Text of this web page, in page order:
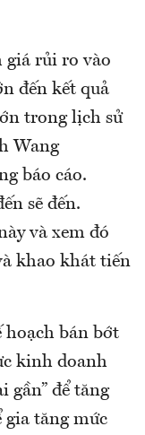
giá rủi ro vào
đến kết quả
trong lịch sử
Wang
báo cáo.
sẽ đến.
và xem đó
khao khát tiến
hoạch bán bớt
kinh doanh
gần” để tăng
gia tăng mức